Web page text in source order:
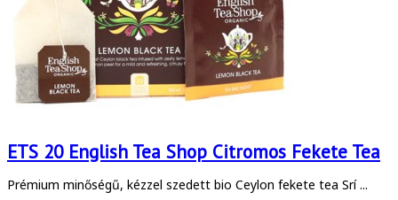
ETS 20 English Tea Shop Citromos Fekete Tea
Prémium minőségű, kézzel szedett bio Ceylon fekete tea Srí ...